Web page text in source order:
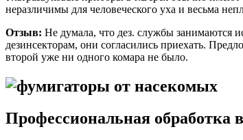
неразличимы для человеческого уха и весьма
Отзыв: Не думала, что дез. службы занимаются
дезинсекторам, они согласились приехать.
второй уже ни одного комара не было.
Профессиональная обработка